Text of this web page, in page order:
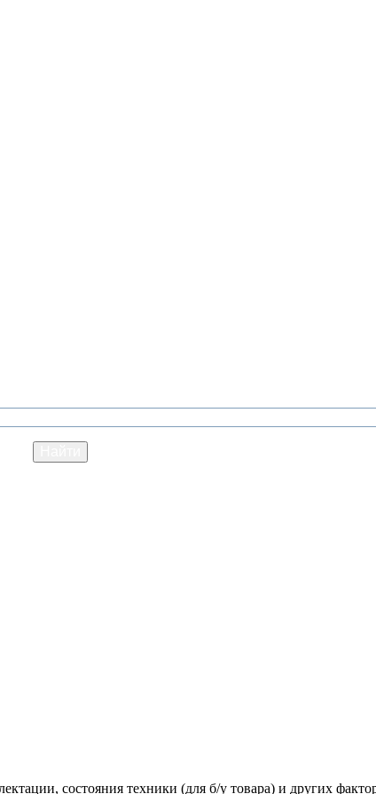
состояния техники (для б/у товара) и других